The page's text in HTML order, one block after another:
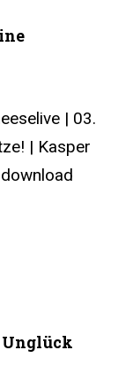
| 03.
| Kasper
Unglück